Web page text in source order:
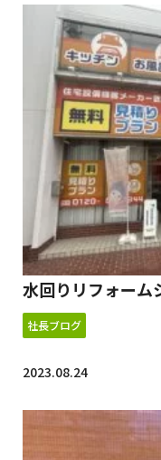
水回りリフォーム
社長ブログ
2023.08.24